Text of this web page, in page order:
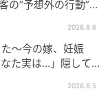
“予想外の行動”に
2026.8.6
〜今の嫁、妊娠
た実は…」隠して
2026.8.5